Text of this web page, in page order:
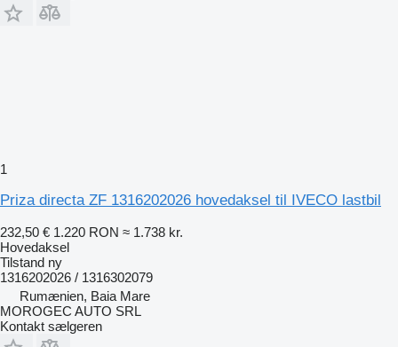
1
Priza directa ZF 1316202026 hovedaksel til IVECO lastbil
232,50 € 1.220 RON ≈ 1.738 kr.
Hovedaksel
Tilstand ny
1316202026 / 1316302079
Rumænien, Baia Mare
MOROGEC AUTO SRL
Kontakt sælgeren